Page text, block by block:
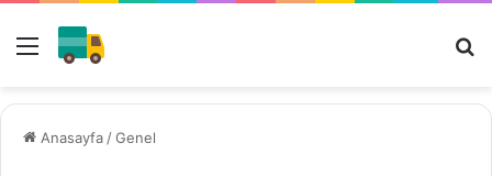
Menü
Anasayfa /Genel